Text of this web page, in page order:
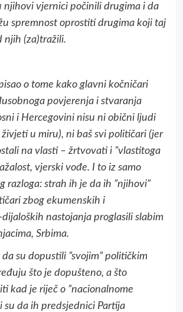
njihovi vjernici počinili drugima i da
spremnost oprostiti drugima koji taj
njih (za)tražili.
o tome kako glavni kočničari
povjerenja i stvaranja
i Hercegovini nisu ni obični ljudi
u miru), ni baš svi političari (jer
na vlasti – žrtvovati i ”vlastitoga
vjerski vođe. I to iz samo
razloga: strah ih je da ih ”njihovi”
zbog ekumenskih i
nastojanja proglasili slabim
Srbima.
su dopustili ”svojim” političkim
što je dopušteno, a što
kad je riječ o ”nacionalnome
su da ih predsjednici Partija